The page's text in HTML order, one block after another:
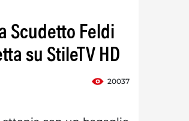
Scudetto Feldi
su StileTV HD
20037